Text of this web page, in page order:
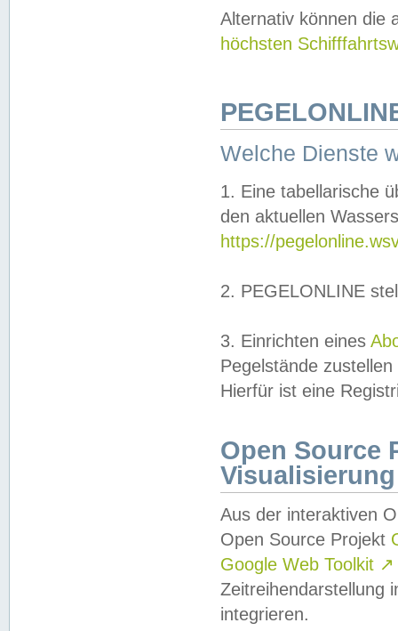
Alternativ können die
höchsten
Welche Dienste
1. Eine tabellarische
den aktuellen
https://
2. PEGELONLINE
3. Einrichten eines
Pegelstände
Hierfür ist eine
Open Source
Visualisierung
Aus der interaktiven
Open Source Projekt
Google Web Toolkit ↗
Zeitreihendarstellung
integrieren.